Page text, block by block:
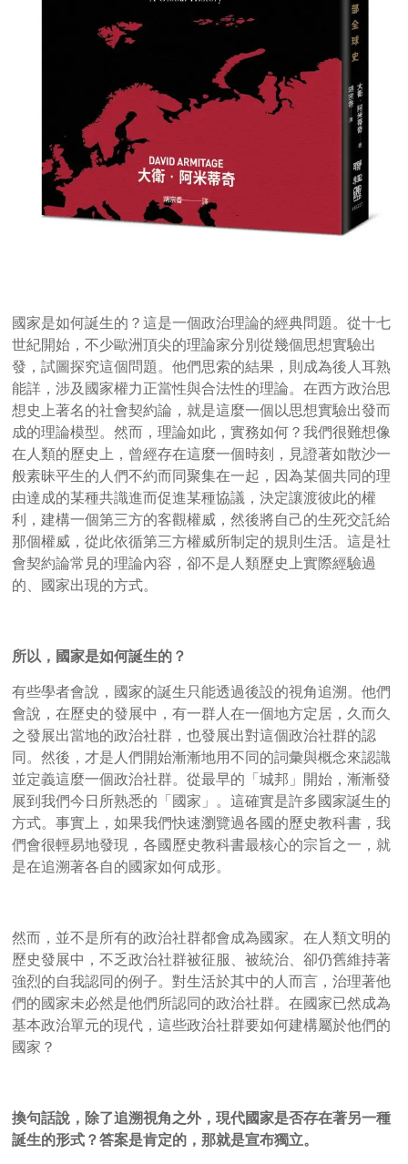
國家是如何誕生的？這是一個政治理論的經典問題。從十七
世紀開始，不少歐洲頂尖的理論家分別從幾個思想實驗出
發，試圖探究這個問題。他們思索的結果，則成為後人耳熟
能詳，涉及國家權力正當性與合法性的理論。在西方政治思
想史上著名的社會契約論，就是這麼一個以思想實驗出發而
成的理論模型。然而，理論如此，實務如何？我們很難想像
在人類的歷史上，曾經存在這麼一個時刻，見證著如散沙一
般素昧平生的人們不約而同聚集在一起，因為某個共同的理
由達成的某種共識進而促進某種協議，決定讓渡彼此的權
利，建構一個第三方的客觀權威，然後將自己的生死交託給
那個權威，從此依循第三方權威所制定的規則生活。這是社
會契約論常見的理論內容，卻不是人類歷史上實際經驗過
的、國家出現的方式。
所以，國家是如何誕生的？
有些學者會說，國家的誕生只能透過後設的視角追溯。他們
會說，在歷史的發展中，有一群人在一個地方定居，久而久
之發展出當地的政治社群，也發展出對這個政治社群的認
同。然後，才是人們開始漸漸地用不同的詞彙與概念來認識
並定義這麼一個政治社群。從最早的「城邦」開始，漸漸發
展到我們今日所熟悉的「國家」。這確實是許多國家誕生的
方式。事實上，如果我們快速瀏覽過各國的歷史教科書，我
們會很輕易地發現，各國歷史教科書最核心的宗旨之一，就
是在追溯著各自的國家如何成形。
然而，並不是所有的政治社群都會成為國家。在人類文明的
歷史發展中，不乏政治社群被征服、被統治、卻仍舊維持著
強烈的自我認同的例子。對生活於其中的人而言，治理著他
們的國家未必然是他們所認同的政治社群。在國家已然成為
基本政治單元的現代，這些政治社群要如何建構屬於他們的
國家？
換句話說，除了追溯視角之外，現代國家是否存在著另一種
誕生的形式？答案是肯定的，那就是宣布獨立。